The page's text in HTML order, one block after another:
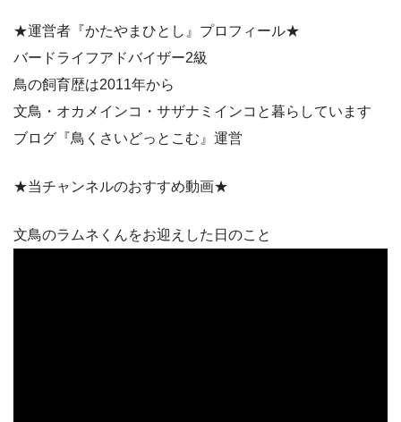
★運営者『かたやまひとし』プロフィール★
バードライフアドバイザー2級
鳥の飼育歴は2011年から
文鳥・オカメインコ・サザナミインコと暮らしています
ブログ『鳥くさいどっとこむ』運営
★当チャンネルのおすすめ動画★
文鳥のラムネくんをお迎えした日のこと